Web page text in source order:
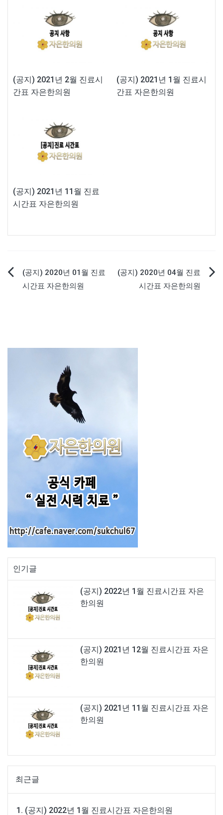
(공지) 2021년 2월 진료시
간표 자은한의원
(공지) 2021년 1월 진료시
간표 자은한의원
(공지) 2021년 11월 진료
시간표 자은한의원
(공지) 2020년 01월 진료
시간표 자은한의원
(공지) 2020년 04월 진료
시간표 자은한의원
인기글
(공지) 2022년 1월 진료시간표 자은
한의원
(공지) 2021년 12월 진료시간표 자은
한의원
(공지) 2021년 11월 진료시간표 자은
한의원
최근글
(공지) 2022년 1월 진료시간표 자은한의원